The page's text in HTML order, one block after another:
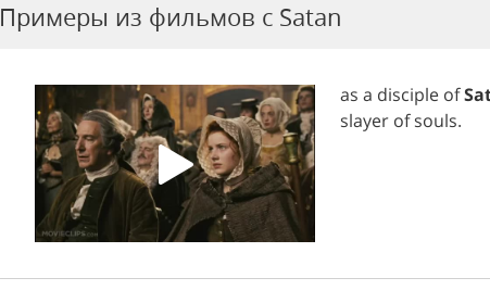
Примеры из фильмов c Satan
as a disciple of
slayer of souls.